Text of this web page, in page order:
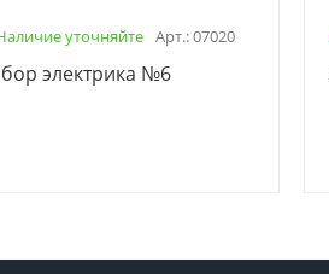
уточняйте Арт.: 07020
электрика №6